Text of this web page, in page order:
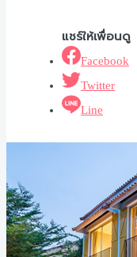
Facebook
Twitter
Line